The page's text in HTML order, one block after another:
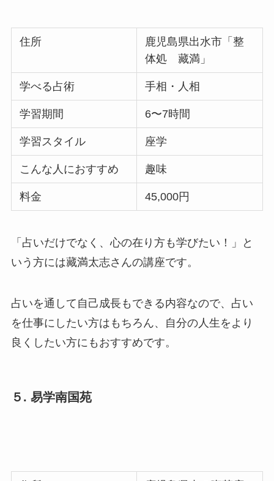
住所
鹿児島県出水市「整
体処 藏満」
学べる占術 手相・人相
学習期間 6〜7時間
学習スタイル 座学
こんな人におすすめ 趣味
料金 45,000円
「占いだけでなく、心の在り方も学びたい！」と
いう方には藏満太志さんの講座です。
占いを通して自己成長もできる内容なので、占い
を仕事にしたい方はもちろん、自分の人生をより
良くしたい方にもおすすめです。
５. 易学南国苑